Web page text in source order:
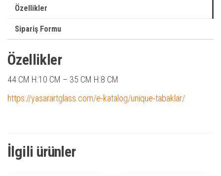
Özellikler
Sipariş Formu
Özellikler
44 CM H:10 CM – 35 CM H:8 CM
https://yasarartglass.com/e-katalog/unique-tabaklar/
İlgili ürünler